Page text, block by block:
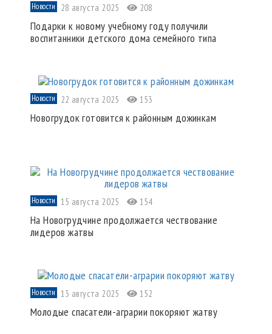
Новости 28 августа 2025 208
Подарки к новому учебному году получили
воспитанники детского дома семейного типа
Новости 22 августа 2025 153
Новогрудок готовится к районным дожинкам
Новости 15 августа 2025 154
На Новогрудчине продолжается чествование
лидеров жатвы
Новости 13 августа 2025 152
Молодые спасатели-аграрии покоряют жатву